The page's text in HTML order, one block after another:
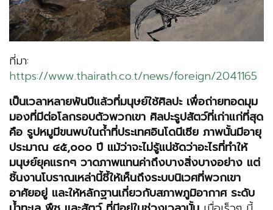
ที่มา:
https://www.thairath.co.t/news/foreign/2041165
เป็นเวลาหลายพันปีแล้วที่มนุษย์ใช้ศิลปะ เพื่อถ่ายทอดมุม
มองที่มีต่อโลกรอบตัวพวกเขา ศิลปะรูปสัตว์ที่เก่าแก่ที่สุด
คือ รูปหมูมีขนพบในถ้ำที่ประเทศอินโดนีเซีย ภาพนั้นมีอายุ
ประมาณ ๔๕,๐๐๐ ปี แม้ว่าจะไม่รู้แน่ชัดว่าอะไรที่ทำให้
มนุษย์ยุคแรกๆ วาดภาพแทนค่าถึงบางสิ่งบางอย่าง แต่
ชิ้นงานโบราณเหล่านี้ชี้ให้เห็นถึงระบบนิเวศที่พวกเขา
อาศัยอยู่ และให้หลักฐานเกี่ยวกับสภาพภูมิอากาศ ระดับ